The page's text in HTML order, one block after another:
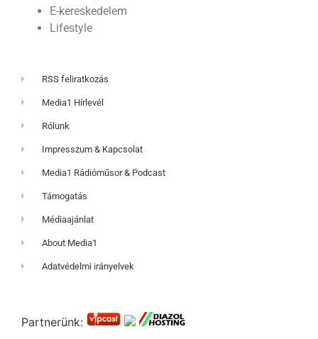
E-kereskedelem
Lifestyle
RSS feliratkozás
Media1 Hírlevél
Rólunk
Impresszum & Kapcsolat
Media1 Rádióműsor & Podcast
Támogatás
Médiaajánlat
About Media1
Adatvédelmi irányelvek
Partnerünk: